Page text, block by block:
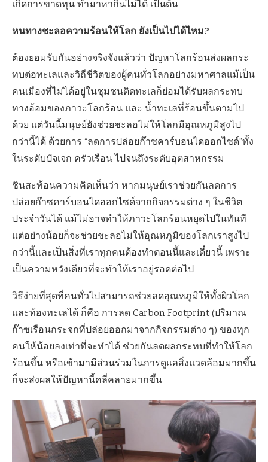
เกิดการขาดทุน ทำมาหากินไม่ได้ เป็นต้น
หนทางชะลอความร้อนให้โลก ยังเป็นไปได้ไหม?
ต้องยอมรับกันอย่างจริงจังแล้วว่า ปัญหาโลกร้อนส่งผลกระ
ทบต่อทะเลและวิถีชีวิตของผู้คนทั่วโลกอย่างมหาศาลแม้เป็น
คนเมืองที่ไม่ได้อยู่ในชุมชนติดทะเลก็ย่อมได้รับผลกระทบ
ทางอ้อมของภาวะโลกร้อน และ น้ำทะเลที่ร้อนขึ้นตามไป
ด้วย แต่วันนี้มนุษย์ยังช่วยชะลอไม่ให้โลกมีอุณหภูมิสูงไป
กว่านี้ได้ ด้วยการ “ลดการปล่อยก๊าซคาร์บอนไดออกไซด์”ทั้ง
ในระดับปัจเจก ครัวเรือน ไปจนถึงระดับอุตสาหกรรม
ชินสะท้อนความคิดเห็นว่า หากมนุษย์เราช่วยกันลดการ
ปล่อยก๊าซคาร์บอนไดออกไซด์จากกิจกรรมต่าง ๆ ในชีวิต
ประจำวันได้ แม้ไม่อาจทำให้ภาวะโลกร้อนหยุดไปในทันที
แต่อย่างน้อยก็จะช่วยชะลอไม่ให้อุณหภูมิของโลกเราสูงไป
กว่านี้และเป็นสิ่งที่เราทุกคนต้องทำตอนนี้และเดี๋ยวนี้ เพราะ
เป็นความหวังเดียวที่จะทำให้เราอยู่รอดต่อไป
วิธีง่ายที่สุดที่คนทั่วไปสามารถช่วยลดอุณหภูมิให้ทั้งผิวโลก
และท้องทะเลได้ ก็คือ การลด Carbon Footprint (ปริมาณ
ก๊าซเรือนกระจกที่ปล่อยออกมาจากกิจกรรมต่าง ๆ) ของทุก
คนให้น้อยลงเท่าที่จะทำได้ ช่วยกันลดผลกระทบที่ทำให้โลก
ร้อนขึ้น หรือเข้ามามีส่วนร่วมในการดูแลสิ่งแวดล้อมมากขึ้น
ก็จะส่งผลให้ปัญหานี้คลี่คลายมากขึ้น